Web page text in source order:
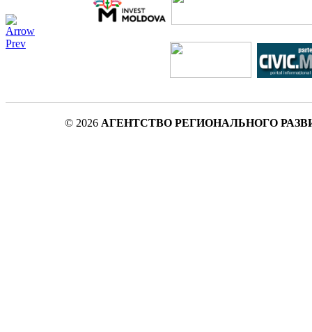
© 2026 АГЕНТСТВО РЕГИОНАЛЬНОГО